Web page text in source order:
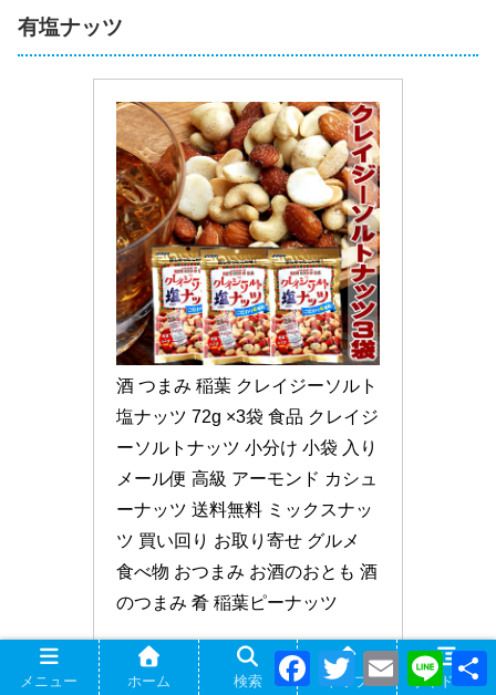
有塩ナッツ
酒 つまみ 稲葉 クレイジーソルト
塩ナッツ 72g ×3袋 食品 クレイジ
ーソルトナッツ 小分け 小袋 入り
メール便 高級 アーモンド カシュ
ーナッツ 送料無料 ミックスナッ
ツ 買い回り お取り寄せ グルメ
食べ物 おつまみ お酒のおとも 酒
のつまみ 肴 稲葉ピーナッツ
楽天市場で見る
メニュー ホーム 検索 トップ サイドバー
T
w
E
m
L
i